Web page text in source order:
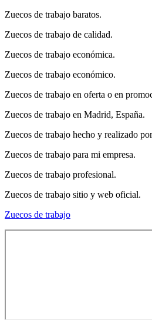
Zuecos de trabajo baratos.
Zuecos de trabajo de calidad.
Zuecos de trabajo económica.
Zuecos de trabajo económico.
Zuecos de trabajo en oferta o en
Zuecos de trabajo en Madrid, España.
Zuecos de trabajo hecho y realizado
Zuecos de trabajo para mi empresa.
Zuecos de trabajo profesional.
Zuecos de trabajo sitio y web oficial.
Zuecos de trabajo